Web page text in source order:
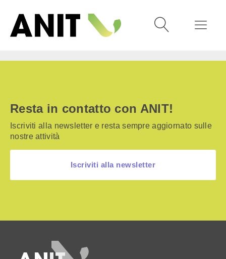
Resta in contatto con ANIT!
Iscriviti alla newsletter e resta sempre aggiornato sulle
nostre attività
Iscriviti alla newsletter